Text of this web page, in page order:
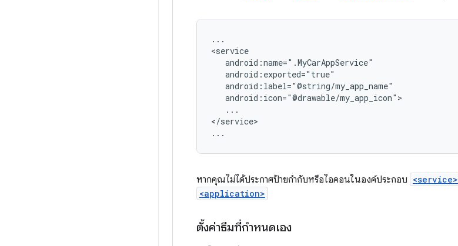
...
...
</service>
หากคุณไม่ได้ประกาศป้ายกำกับหรือไอคอนในองค์ประกอบ <service>
<application>
ตั้งค่าธีมที่กำหนดเอง